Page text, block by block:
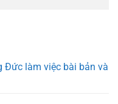
Đức làm việc bài bản và